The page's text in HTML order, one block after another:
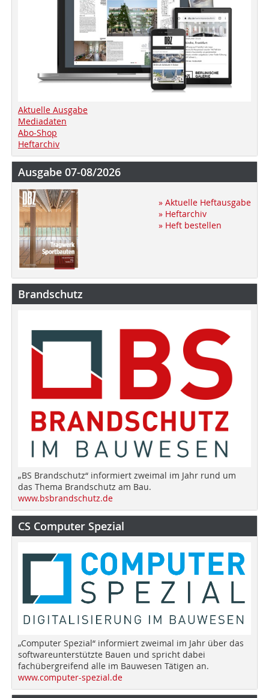
Aktuelle Ausgabe
Mediadaten
Abo-Shop
Heftarchiv
Ausgabe 07-08/2026
» Aktuelle Heftausgabe
» Heftarchiv
» Heft bestellen
Brandschutz
„BS Brandschutz“ informiert zweimal im Jahr rund um
das Thema Brandschutz am Bau.
www.bsbrandschutz.de
CS Computer Spezial
„Computer Spezial“ informiert zweimal im Jahr über das
softwareunterstützte Bauen und spricht dabei
fachübergreifend alle im Bauwesen Tätigen an.
www.computer-spezial.de